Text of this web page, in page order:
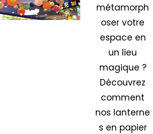
métamorph
oser votre
espace en
un lieu
magique ?
Découvrez
comment
nos lanterne
s en papier